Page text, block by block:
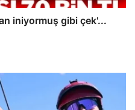
iniyormuş gibi çek'...